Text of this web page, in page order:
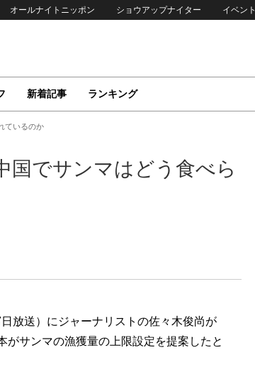
オールナイトニッポン ショウアップナイター イベント
新着記事 ランキング
ているのか
国でサンマはどう食べら
放送）にジャーナリストの佐々木俊尚が
サンマの漁獲量の上限設定を提案したと